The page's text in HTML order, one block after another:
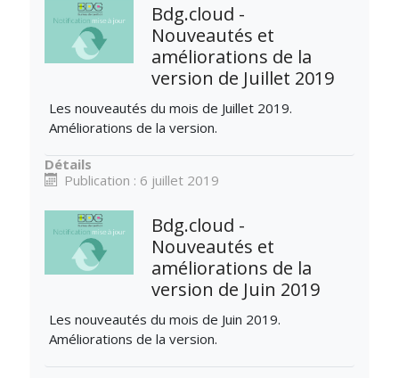
Bdg.cloud -
Nouveautés et
améliorations de la
version de Juillet 2019
Les nouveautés du mois de Juillet 2019.
Améliorations de la version.
Détails
Publication : 6 juillet 2019
Bdg.cloud -
Nouveautés et
améliorations de la
version de Juin 2019
Les nouveautés du mois de Juin 2019.
Améliorations de la version.